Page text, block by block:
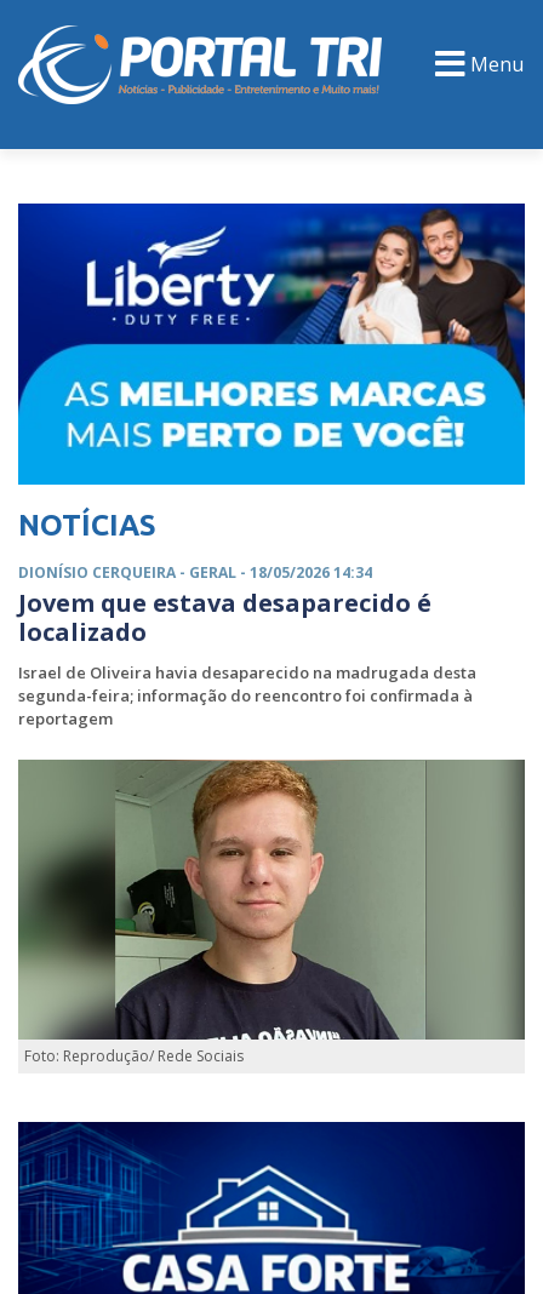
Menu
NOTÍCIAS
DIONÍSIO CERQUEIRA - GERAL - 18/05/2026 14:34
Jovem que estava desaparecido é
localizado
Israel de Oliveira havia desaparecido na madrugada desta
segunda-feira; informação do reencontro foi confirmada à
reportagem
Foto: Reprodução/ Rede Sociais